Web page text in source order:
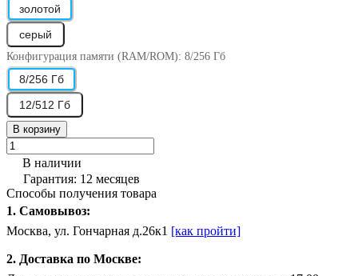
золотой
серый
Конфигурация памяти (RAM/ROM): 8/256 Гб
8/256 Гб
12/512 Гб
В корзину
В наличии
Гарантия: 12 месяцев
Способы получения товара
1. Самовывоз:
Москва, ул. Гончарная д.26к1 [как пройти]
2. Доставка по Москве: